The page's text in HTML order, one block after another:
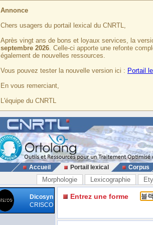
Annonce
Chers usagers du portail lexical du CNRTL,
Après vingt ans de bons et loyaux services, la
septembre 2026. Celle-ci apporte une refonte
également de nouvelles ressources.
Vous pouvez tester la nouvelle version ici : Portail
En vous remerciant,
L'équipe du CNRTL
Accueil Portail lexical Corpus
Morphologie Lexicographie
Dicosyn
CRISCO
Entrez une forme